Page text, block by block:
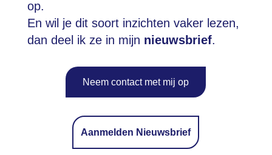
op.
En wil je dit soort inzichten vaker lezen,
dan deel ik ze in mijn nieuwsbrief.
Neem contact met mij op
Aanmelden Nieuwsbrief